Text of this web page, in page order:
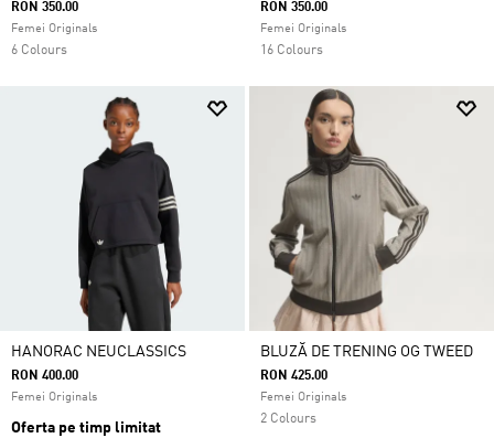
RON 350.00
Femei Originals
6 Colours
RON 350.00
Femei Originals
16 Colours
HANORAC NEUCLASSICS
RON 400.00
Femei Originals
Oferta pe timp limitat
BLUZĂ DE TRENING OG TWEED
RON 425.00
Femei Originals
2 Colours